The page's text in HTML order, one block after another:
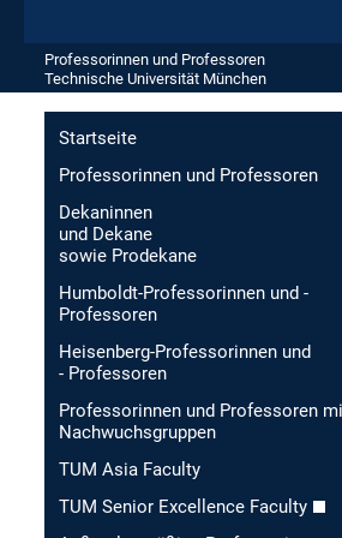
Professorinnen und Professoren
Technische Universität München
Startseite
Professorinnen und Professoren
Dekaninnen
und Dekane
sowie Prodekane
Humboldt-Professorinnen und -
Professoren
Heisenberg-Professorinnen und
- Professoren
Professorinnen und Professoren
Nachwuchsgruppen
TUM Asia Faculty
TUM Senior Excellence Faculty